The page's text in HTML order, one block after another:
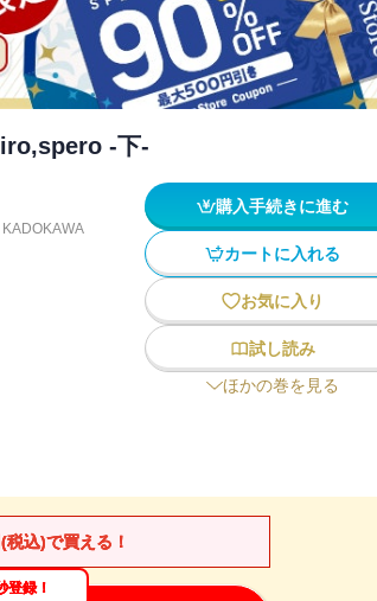
‐下‐
KADOKAWA
購入手続きに進む
カートに入れる
お気に入り
試し読み
ほかの巻を見る
(税込)で買える！
登録！